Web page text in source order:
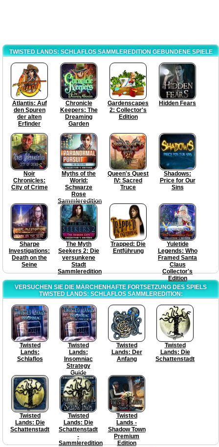
TWISTED LANDS: SCHLAFLOS SAMMLEREDITION GEBUNDENE SPIELE
Atlantis: Auf
den Spuren
der alten
Erfinder
Chronicle
Keepers: The
Dreaming
Garden
Gardenscapes
2: Collector's
Edition
Hidden Fears
Noir
Chronicles:
City of Crime
Myths of the
World:
Schwarze
Rose
Sammleredition
Queen's Quest
IV: Sacred
Truce
Shadows:
Price for Our
Sins
Sharpe
Investigations:
Death on the
Seine
The Myth
Seekers 2: Die
versunkene
Stadt
Sammleredition
Trapped: Die
Entführung
Yuletide
Legends: Who
Framed Santa
Claus
Collector's
Edition
VERSUCHEN SIE DIE MÄRCHENHAFTE FORTSETZUNG DES SPIELS
TWISTED LANDS: SCHLAFLOS SAMMLEREDITION:
Twisted
Lands:
Schlaflos
Twisted
Lands:
Insomniac
Strategy
Guide
Twisted
Lands: Der
Anfang
Twisted
Lands: Die
Schattenstadt
Twisted
Lands: Die
Schattenstadt
Twisted
Lands: Die
Schattenstadt
-
Sammleredition
Twisted
Lands -
Shadow Town
Premium
Edition